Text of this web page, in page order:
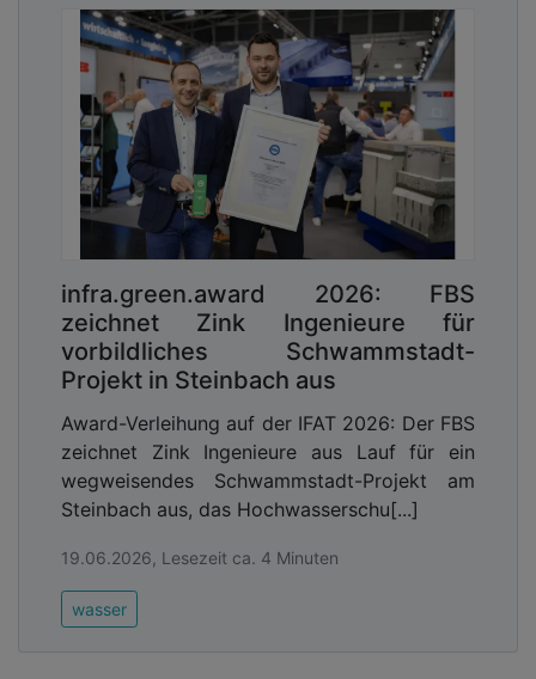
infra.green.award 2026: FBS
zeichnet Zink Ingenieure für
vorbildliches Schwammstadt-
Projekt in Steinbach aus
Award-Verleihung auf der IFAT 2026: Der FBS
zeichnet Zink Ingenieure aus Lauf für ein
wegweisendes Schwammstadt-Projekt am
Steinbach aus, das Hochwasserschu[...]
19.06.2026, Lesezeit ca. 4 Minuten
wasser